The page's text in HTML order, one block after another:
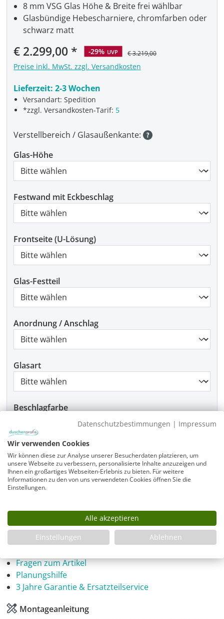
Verkaufspreis:
€ 2.299,00 -29% UVP € 3.219,00
Preise inkl. MwSt. zzgl. Versandkosten
Lieferzeit: 2-3 Wochen
Versandart: Spedition
*zzgl. Versandkosten-Tarif: 5
8 mm VSG Glas Höhe & Breite frei wählbar
Glasbündige Hebescharniere, chromfarben oder
schwarz matt
Verstellbereich / Glasaußenkante:
Glas-Höhe
Festwand mit Eckbeschlag
Frontseite (U-Lösung)
Glas-Festteil
Anordnung / Anschlag
Glasart
Beschlagfarbe
Montage
Produkt Anzahl: Gib den gewünschten
Infos
Fragen zum Artikel
Planungshilfe
3 Jahre Garantie & Ersatzteilservice
Montageanleitung
Datenschutzbestimmungen | Impressum
Wir verwenden Cookies
Wir können diese zur Analyse unserer Besucherdaten platzieren, um
unsere Webseite zu verbessern, personalisierte Inhalte anzuzeigen und
Ihnen ein großartiges Webseiten-Erlebnis zu bieten. Für weitere
Informationen zu den von uns verwendeten Cookies öffnen Sie die
Einstellungen.
Alle akzeptieren
Einstellungen
Ablehnen